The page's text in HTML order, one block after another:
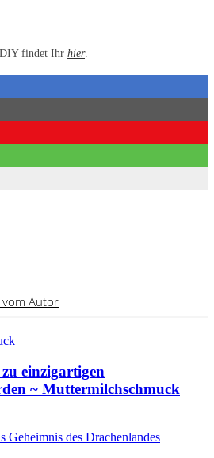
DIY findet Ihr hier.
Autor
einzigartigen
~ Muttermilchschmuck